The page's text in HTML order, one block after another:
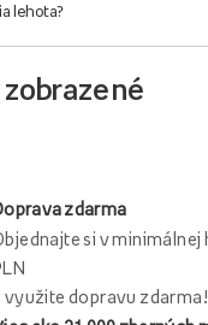
lehota?
zdarma
si v minimálnej
využite dopravu zdarma!